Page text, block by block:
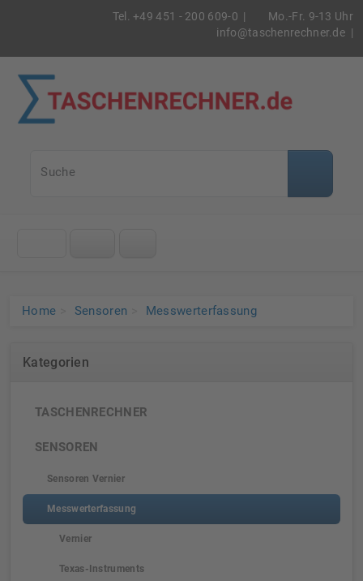
Mo.-Fr. 9-13 Uhr
Tel. +49 451 - 200 609-0 |
info@taschenrechner.de |
Suche
Home Sensoren Messwerterfassung
Kategorien
TASCHENRECHNER
SENSOREN
Sensoren Vernier
Messwerterfassung
Vernier
Texas-Instruments